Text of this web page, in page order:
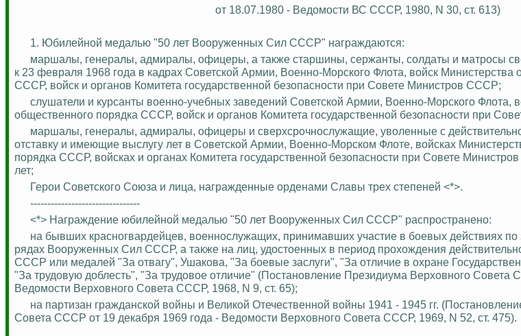
от 18.07.1980 - Ведомости ВС СССР, 1980, N 30, ст. 613)
1. Юбилейной медалью "50 лет Вооруженных Сил СССР" награждаются:
маршалы, генералы, адмиралы, офицеры, а также старшины, сержанты, солдаты и матросы
к 23 февраля 1968 года в кадрах Советской Армии, Военно-Морского Флота, войск Министерства
СССР, войск и органов Комитета государственной безопасности при Совете Министров СССР;
слушатели и курсанты военно-учебных заведений Советской Армии, Военно-Морского Флота,
общественного порядка СССР, войск и органов Комитета государственной безопасности при
маршалы, генералы, адмиралы, офицеры и сверхсрочнослужащие, уволенные с
отставку и имеющие выслугу лет в Советской Армии, Военно-Морском Флоте, войсках
порядка СССР, войсках и органах Комитета государственной безопасности при Совете
лет;
Герои Советского Союза и лица, награжденные орденами Славы трех степеней <*>.
--------------------------------
<*> Награждение юбилейной медалью "50 лет Вооруженных Сил СССР" распространено:
на бывших красногвардейцев, военнослужащих, принимавших участие в боевых действиях
рядах Вооруженных Сил СССР, а также на лиц, удостоенных в период прохождения
СССР или медалей "За отвагу", Ушакова, "За боевые заслуги", "За отличие в охране
"За трудовую доблесть", "За трудовое отличие" (Постановление Президиума Верховного Совета
Ведомости Верховного Совета СССР, 1968, N 9, ст. 65);
на партизан гражданской войны и Великой Отечественной войны 1941 - 1945 гг.
Совета СССР от 19 декабря 1969 года - Ведомости Верховного Совета СССР, 1969, N 52, ст. 475).